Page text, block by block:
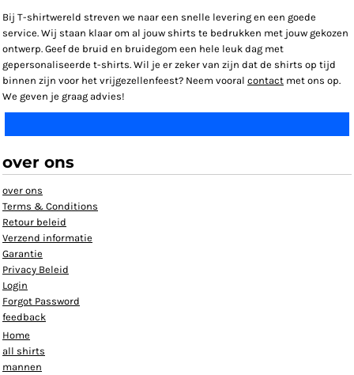
Bij T-shirtwereld streven we naar een snelle levering en een goede
service. Wij staan klaar om al jouw shirts te bedrukken met jouw gekozen
ontwerp. Geef de bruid en bruidegom een hele leuk dag met
gepersonaliseerde t-shirts. Wil je er zeker van zijn dat de shirts op tijd
binnen zijn voor het vrijgezellenfeest? Neem vooral contact met ons op.
We geven je graag advies!
over ons
over ons
Terms & Conditions
Retour beleid
Verzend informatie
Garantie
Privacy Beleid
Login
Forgot Password
feedback
Home
all shirts
mannen